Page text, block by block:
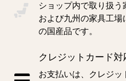
ショップ内で取り扱う
および九州の家具工
の国産品です。
クレジットカード対
お支払いは、クレジ